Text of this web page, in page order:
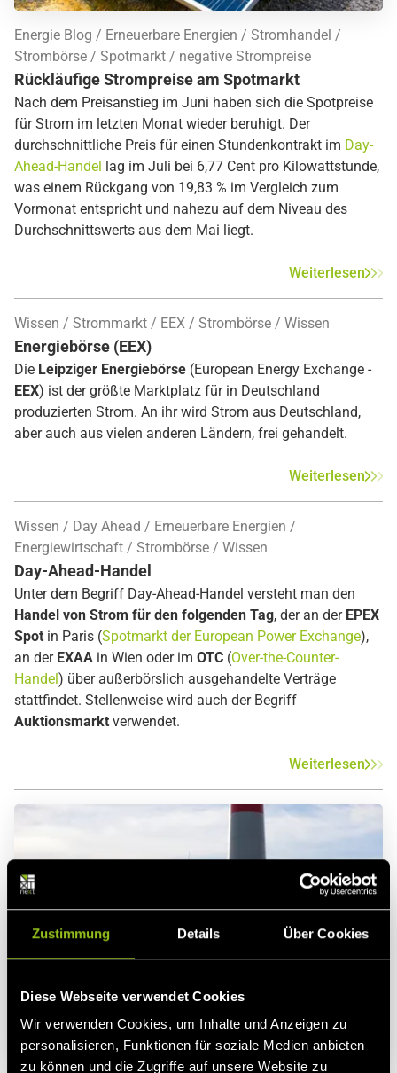
Zustimmung Details Über Cookies
Diese Webseite verwendet Cookies
Wir verwenden Cookies, um Inhalte und Anzeigen zu
personalisieren, Funktionen für soziale Medien anbieten
zu können und die Zugriffe auf unsere Website zu
Energie Blog Erneuerbare Energien
Stromhandel
Strombörse
Spotmarkt negative Strompreise
Rückläufige Strompreise am Spotmarkt
Nach dem Preisanstieg im Juni haben sich die Spotpreise
für Strom im letzten Monat wieder beruhigt. Der
durchschnittliche Preis für einen Stundenkontrakt im Day-
Ahead-Handel lag im Juli bei 6,77 Cent pro Kilowattstunde,
was einem Rückgang von 19,83 % im Vergleich zum
Vormonat entspricht und nahezu auf dem Niveau des
Durchschnittswerts aus dem Mai liegt.
Weiterlesen
Wissen Strommarkt EEX Strombörse Wissen
Energiebörse (EEX)
Die Leipziger Energiebörse (European Energy Exchange -
EEX) ist der größte Marktplatz für in Deutschland
produzierten Strom. An ihr wird Strom aus Deutschland,
aber auch aus vielen anderen Ländern, frei gehandelt.
Weiterlesen
Wissen Day Ahead
Erneuerbare Energien
Energiewirtschaft
Strombörse Wissen
Day-Ahead-Handel
Unter dem Begriff Day-Ahead-Handel versteht man den
Handel von Strom für den folgenden Tag, der an der EPEX
Spot in Paris (Spotmarkt der European Power Exchange),
an der EXAA in Wien oder im OTC (Over-the-Counter-
Handel) über außerbörslich ausgehandelte Verträge
stattfindet. Stellenweise wird auch der Begriff
Auktionsmarkt verwendet.
Weiterlesen